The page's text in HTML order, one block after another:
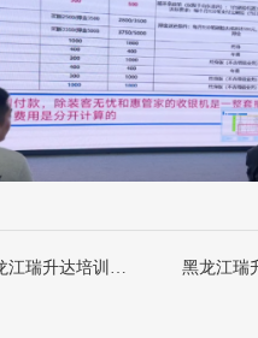
江瑞升达培训会 黑龙江瑞